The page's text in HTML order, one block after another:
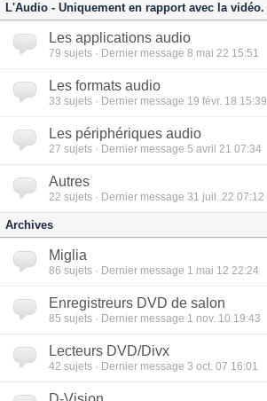
L'Audio - Uniquement en rapport avec la vidéo.
Les applications audio
79 sujets · Dernier message 8 mai 22 15:51
Les formats audio
33 sujets · Dernier message 19 févr. 18 15:39
Les périphériques audio
27 sujets · Dernier message 5 avril 21 07:34
Autres
22 sujets · Dernier message 31 juil. 22 07:12
Archives
Miglia
86 sujets · Dernier message 1 mai 12 22:24
Enregistreurs DVD de salon
85 sujets · Dernier message 1 nov. 10 19:43
Lecteurs DVD/Divx
42 sujets · Dernier message 3 oct. 07 16:01